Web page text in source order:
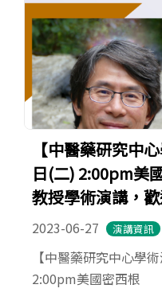
【中醫藥研究中
日(二) 2:00pm美
教授學術演講，
2023-06-27 演講資訊
【中醫藥研究中心學
2:00pm美國密西根